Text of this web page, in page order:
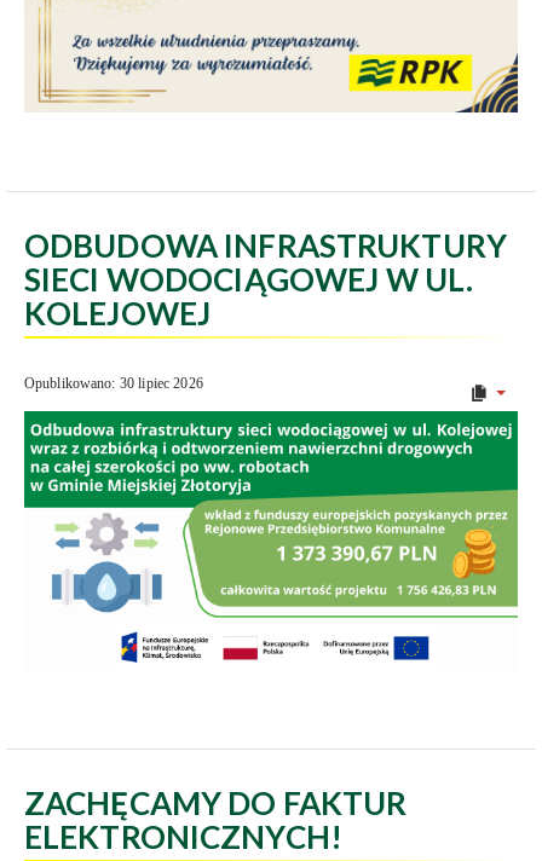
ODBUDOWA INFRASTRUKTURY
SIECI WODOCIĄGOWEJ W UL.
KOLEJOWEJ
Opublikowano: 30 lipiec 2026
ZACHĘCAMY DO FAKTUR
ELEKTRONICZNYCH!